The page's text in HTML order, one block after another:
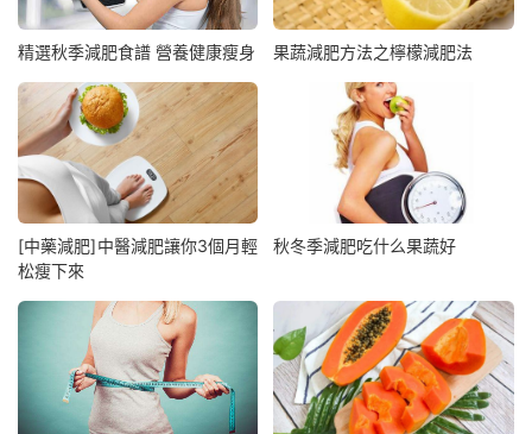
精選秋季減肥食譜 營養健康瘦身 果蔬減肥方法之檸檬減肥法
[中藥減肥]中醫減肥讓你3個月輕
松瘦下來
秋冬季減肥吃什么果蔬好